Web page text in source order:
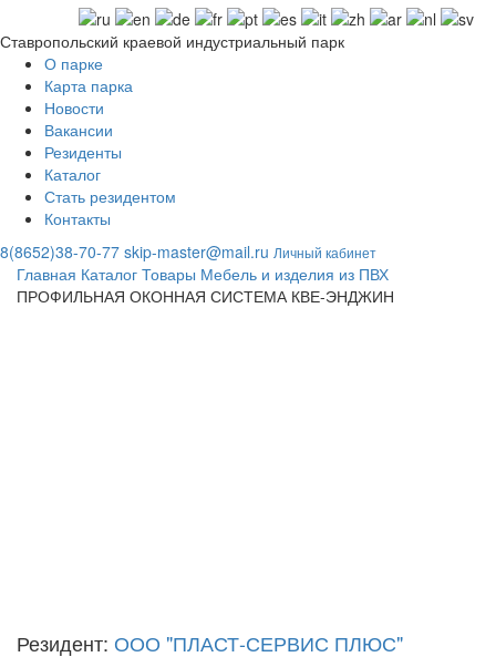
Ставропольский краевой индустриальный парк
О парке
Карта парка
Новости
Вакансии
Резиденты
Каталог
Стать резидентом
Контакты
8(8652)38-70-77 skip-master@mail.ru Личный кабинет
Главная Каталог Товары Мебель и изделия из ПВХ
ПРОФИЛЬНАЯ ОКОННАЯ СИСТЕМА КВЕ-ЭНДЖИН
Резидент: ООО "ПЛАСТ-СЕРВИС ПЛЮС"